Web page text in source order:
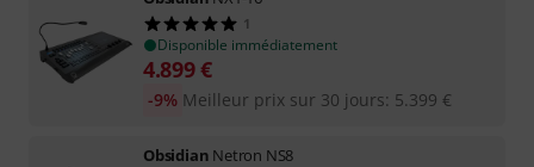
1
Disponible immédiatement
4.899€
Meilleur prix sur 30 jours: 5.399 €
-9%
Obsidian Netron NS8